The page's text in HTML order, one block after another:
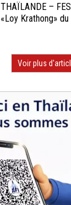
THAÏLANDE –
«Loy Krathong» du
Voir plus